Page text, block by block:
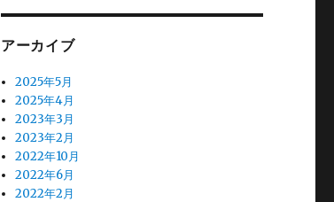
アーカイブ
2025年5月
2025年4月
2023年3月
2023年2月
2022年10月
2022年6月
2022年2月